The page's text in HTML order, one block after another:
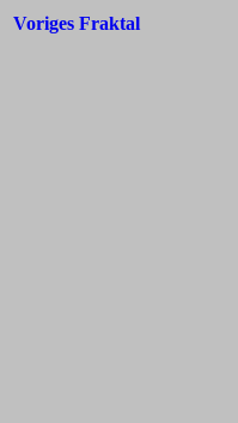
Voriges Fraktal